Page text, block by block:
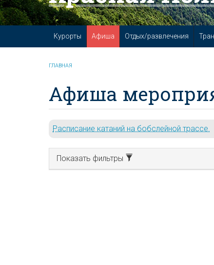
Курорты Афиша Отдых/развлечения
ГЛАВНАЯ
Афиша
Расписание катаний на бобслейной трассе.
Показать фильтры